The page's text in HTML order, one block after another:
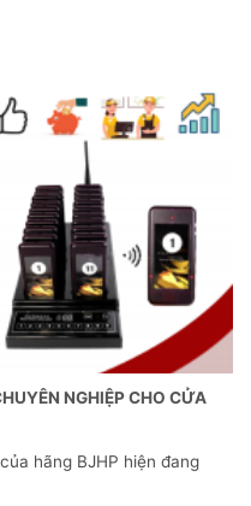
NGHIỆP CHO CỬA
hãng BJHP hiện đang